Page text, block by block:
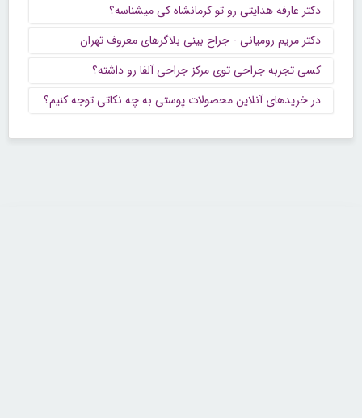
دکتر عارفه هدایتی رو تو کرمانشاه کی میشناسه؟
دکتر مریم رومیانی - جراح بینی بلاگرهای معروف تهران
کسی تجربه جراحی توی مرکز جراحی آلفا رو داشته؟
در خریدهای آنلاین محصولات پوستی به چه نکاتی توجه کنیم؟